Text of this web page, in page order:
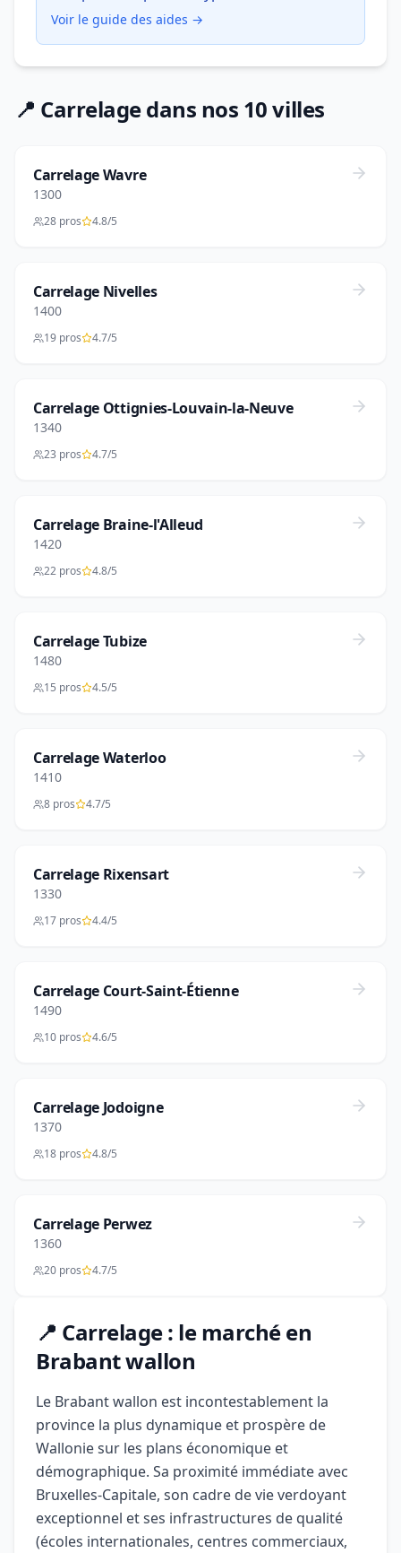
Voir le guide des aides →
📍 Carrelage dans nos 10 villes
Carrelage Wavre
1300
28 pros 4.8/5
Carrelage Nivelles
1400
19 pros 4.7/5
Carrelage Ottignies-Louvain-la-Neuve
1340
23 pros 4.7/5
Carrelage Braine-l'Alleud
1420
22 pros 4.8/5
Carrelage Tubize
1480
15 pros 4.5/5
Carrelage Waterloo
1410
8 pros 4.7/5
Carrelage Rixensart
1330
17 pros 4.4/5
Carrelage Court-Saint-Étienne
1490
10 pros 4.6/5
Carrelage Jodoigne
1370
18 pros 4.8/5
Carrelage Perwez
1360
20 pros 4.7/5
📍 Carrelage : le marché en
Brabant wallon
Le Brabant wallon est incontestablement la
province la plus dynamique et prospère de
Wallonie sur les plans économique et
démographique. Sa proximité immédiate avec
Bruxelles-Capitale, son cadre de vie verdoyant
exceptionnel et ses infrastructures de qualité
(écoles internationales, centres commerciaux,